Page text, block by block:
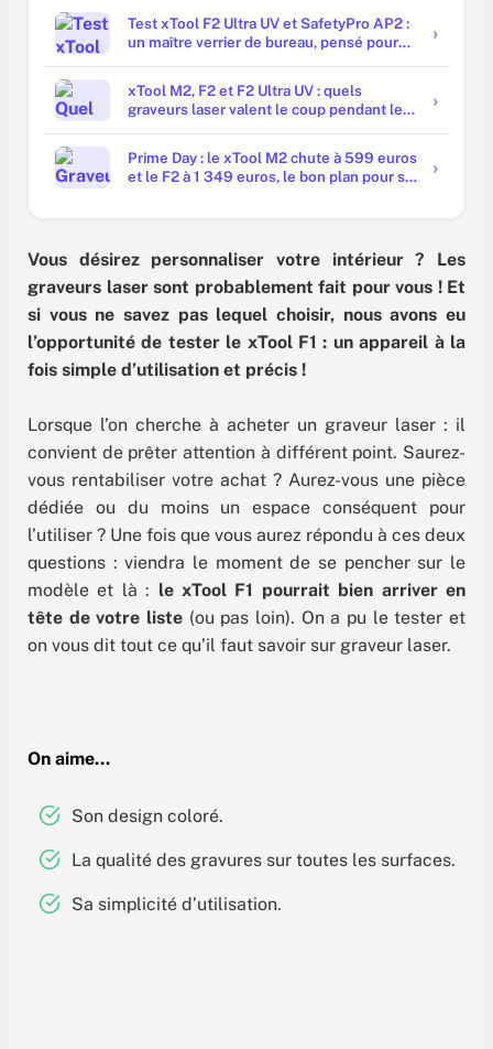
Test xTool F2 Ultra UV et SafetyPro AP2 :
un maître verrier de bureau, pensé pour
xTool M2, F2 et F2 Ultra UV : quels
graveurs laser valent le coup pendant le
Prime Day : le xTool M2 chute à 599 euros
et le F2 à 1 349 euros, le bon plan pour se
Vous désirez personnaliser votre intérieur ? Les
graveurs laser sont probablement fait pour vous ! Et
si vous ne savez pas lequel choisir, nous avons eu
l’opportunité de tester le xTool F1 : un appareil à la
fois simple d’utilisation et précis !
Lorsque l’on cherche à acheter un graveur laser : il
convient de prêter attention à différent point. Saurez-
vous rentabiliser votre achat ? Aurez-vous une pièce
dédiée ou du moins un espace conséquent pour
l’utiliser ? Une fois que vous aurez répondu à ces deux
questions : viendra le moment de se pencher sur le
modèle et là : le xTool F1 pourrait bien arriver en
tête de votre liste (ou pas loin). On a pu le tester et
on vous dit tout ce qu’il faut savoir sur graveur laser.
On aime…
Son design coloré.
La qualité des gravures sur toutes les surfaces.
Sa simplicité d’utilisation.